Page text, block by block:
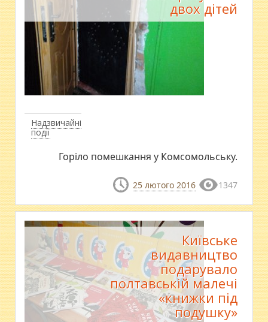
Надзвичайні
події
двох дітей
Горіло помешкання у Комсомольську.
25 лютого 2016 1347
Київське
видавництво
подарувало
полтавській малечі
«книжки під
подушку»